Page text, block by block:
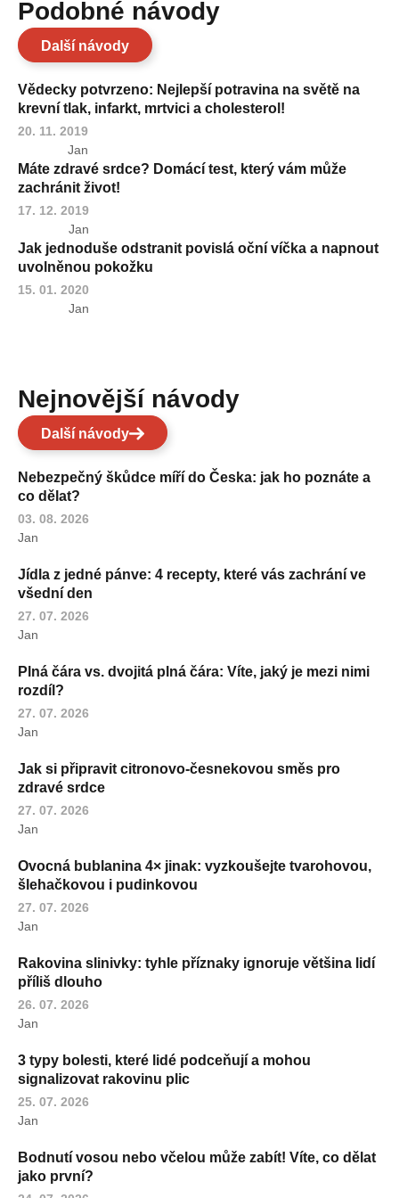
Podobné návody
Další návody
Vědecky potvrzeno: Nejlepší potravina na světě na
krevní tlak, infarkt, mrtvici a cholesterol!
20. 11. 2019
Jan
Máte zdravé srdce? Domácí test, který vám může
zachránit život!
17. 12. 2019
Jan
Jak jednoduše odstranit povislá oční víčka a napnout
uvolněnou pokožku
15. 01. 2020
Jan
Nejnovější návody
Další návody
Nebezpečný škůdce míří do Česka: jak ho poznáte a
co dělat?
03. 08. 2026
Jan
Jídla z jedné pánve: 4 recepty, které vás zachrání ve
všední den
27. 07. 2026
Jan
Plná čára vs. dvojitá plná čára: Víte, jaký je mezi nimi
rozdíl?
27. 07. 2026
Jan
Jak si připravit citronovo-česnekovou směs pro
zdravé srdce
27. 07. 2026
Jan
Ovocná bublanina 4× jinak: vyzkoušejte tvarohovou,
šlehačkovou i pudinkovou
27. 07. 2026
Jan
Rakovina slinivky: tyhle příznaky ignoruje většina lidí
příliš dlouho
26. 07. 2026
Jan
3 typy bolesti, které lidé podceňují a mohou
signalizovat rakovinu plic
25. 07. 2026
Jan
Bodnutí vosou nebo včelou může zabít! Víte, co dělat
jako první?